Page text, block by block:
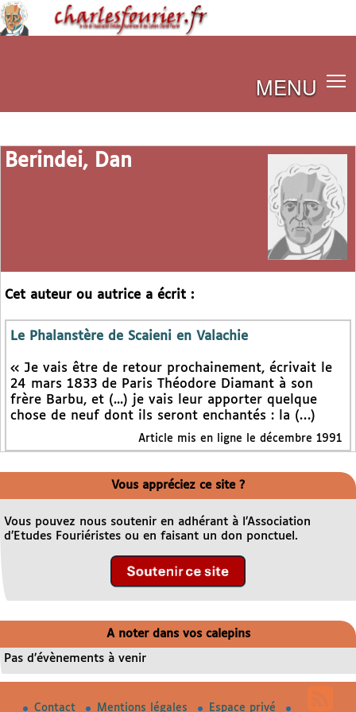
MENU
Berindei, Dan
Cet auteur ou autrice a écrit :
Le Phalanstère de Scaieni en Valachie
« Je vais être de retour prochainement, écrivait le
24 mars 1833 de Paris Théodore Diamant à son
frère Barbu, et (...) je vais leur apporter quelque
chose de neuf dont ils seront enchantés : la (…)
Article mis en ligne le décembre 1991
Vous appréciez ce site ?
Vous pouvez nous soutenir en adhérant à l’Association
d’Etudes Fouriéristes ou en faisant un don ponctuel.
A noter dans vos calepins
Pas d’évènements à venir
Contact Mentions légales Espace privé